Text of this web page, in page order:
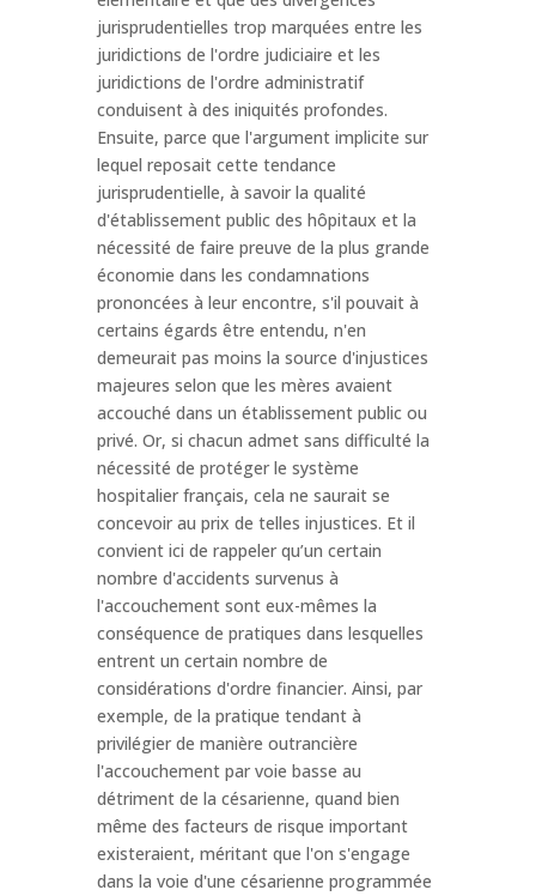
jurisprudentielles trop marquées entre les
juridictions de l'ordre judiciaire et les
juridictions de l'ordre administratif
conduisent à des iniquités profondes.
Ensuite, parce que l'argument implicite sur
lequel reposait cette tendance
jurisprudentielle, à savoir la qualité
d'établissement public des hôpitaux et la
nécessité de faire preuve de la plus grande
économie dans les condamnations
prononcées à leur encontre, s'il pouvait à
certains égards être entendu, n'en
demeurait pas moins la source d'injustices
majeures selon que les mères avaient
accouché dans un établissement public ou
privé. Or, si chacun admet sans difficulté la
nécessité de protéger le système
hospitalier français, cela ne saurait se
concevoir au prix de telles injustices. Et il
convient ici de rappeler qu’un certain
nombre d'accidents survenus à
l'accouchement sont eux-mêmes la
conséquence de pratiques dans lesquelles
entrent un certain nombre de
considérations d'ordre financier. Ainsi, par
exemple, de la pratique tendant à
privilégier de manière outrancière
l'accouchement par voie basse au
détriment de la césarienne, quand bien
même des facteurs de risque important
existeraient, méritant que l'on s'engage
dans la voie d'une césarienne programmée